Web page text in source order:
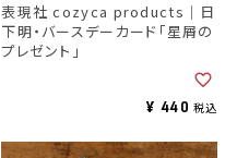
表現社 cozyca products｜日
下明・バースデーカード「星屑の
プレゼント」
¥ 440 税込